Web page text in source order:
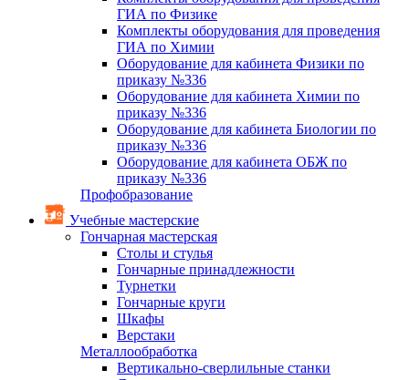
ГИА по Физике
Комплекты оборудования для проведения
ГИА по Химии
Оборудование для кабинета Физики по
приказу №336
Оборудование для кабинета Химии по
приказу №336
Оборудование для кабинета Биологии по
приказу №336
Оборудование для кабинета ОБЖ по
приказу №336
Профобразование
Учебные мастерские
Гончарная мастерская
Столы и стулья
Гончарные принадлежности
Турнетки
Гончарные круги
Шкафы
Верстаки
Металлообработка
Вертикально-сверлильные станки